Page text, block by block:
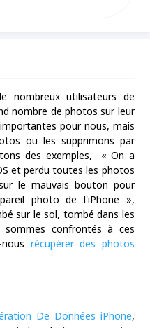
nombreux utilisateurs de
nombre de photos sur leur
pour nous, mais
ou les supprimons par
des exemples, « On a
et perdu toutes les photos
le mauvais bouton pour
photo de l'iPhone »,
sur le sol, tombé dans les
confrontés à ces
récupérer des photos
De Données iPhone,